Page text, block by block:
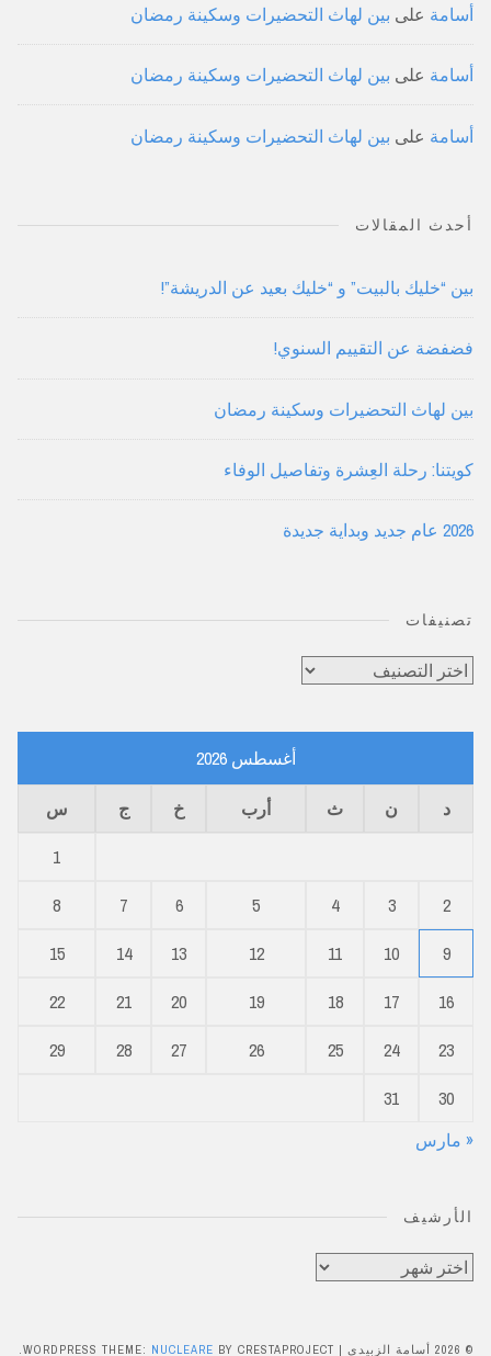
أسامة على بين لهاث التحضيرات وسكينة رمضان
أسامة على بين لهاث التحضيرات وسكينة رمضان
أسامة على بين لهاث التحضيرات وسكينة رمضان
أحدث المقالات
بين “خليك بالبيت” و “خليك بعيد عن الدريشة”!
فضفضة عن التقييم السنوي!
بين لهاث التحضيرات وسكينة رمضان
كويتنا: رحلة العِشرة وتفاصيل الوفاء
2026 عام جديد وبداية جديدة
تصنيفات
تصنيفات
أغسطس 2026
د ن ث أرب خ ج
س
1
2
3
4
5
6
7
8
9
10
11
12
13
14
15
16
17
18
19
20
21
22
23
24
25
26
27
28
29
30
31
« مارس
الأرشيف
الأرشيف
© 2026 أسامة الزبيدي |
WORDPRESS THEME: NUCLEARE BY CRESTAPROJECT.